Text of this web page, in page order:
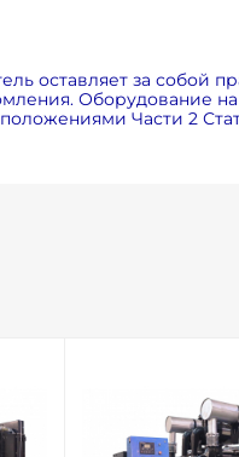
оставляет за собой
Оборудование
Части 2